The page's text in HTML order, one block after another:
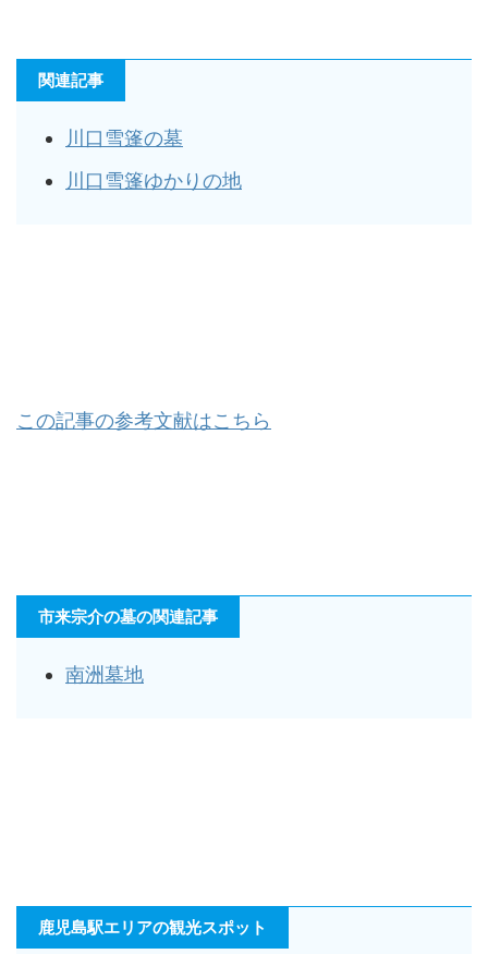
関連記事
川口雪篷の墓
川口雪篷ゆかりの地
この記事の参考文献はこちら
市来宗介の墓の関連記事
南洲墓地
鹿児島駅エリアの観光スポット